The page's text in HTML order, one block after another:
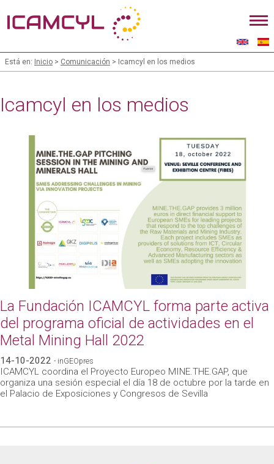
Está en: Inicio > Comunicación > Icamcyl en los medios
Icamcyl en los medios
La Fundación ICAMCYL forma parte activa
del programa oficial de actividades en el
Metal Mining Hall 2022
14-10-2022 - inGEOpres
ICAMCYL coordina el Proyecto Europeo MINE.THE.GAP, que
organiza una sesión especial el día 18 de octubre por la tarde en
el Palacio de Exposiciones y Congresos de Sevilla